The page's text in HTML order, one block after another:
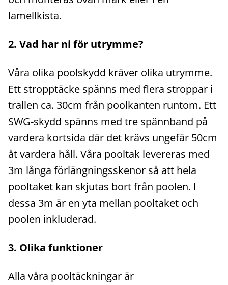
lamellkista.
2. Vad har ni för utrymme?
Våra olika poolskydd kräver olika utrymme.
Ett stropptäcke spänns med flera stroppar i
trallen ca. 30cm från poolkanten runtom. Ett
SWG-skydd spänns med tre spännband på
vardera kortsida där det krävs ungefär 50cm
åt vardera håll. Våra pooltak levereras med
3m långa förlängningsskenor så att hela
pooltaket kan skjutas bort från poolen. I
dessa 3m är en yta mellan pooltaket och
poolen inkluderad.
3. Olika funktioner
Alla våra pooltäckningar är